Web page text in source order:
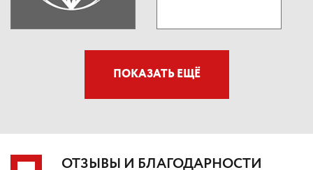
ПОКАЗАТЬ ЕЩЁ
ОТЗЫВЫ И БЛАГОДАРНОСТИ